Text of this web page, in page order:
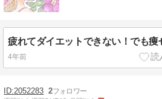
4年前
2052283 2